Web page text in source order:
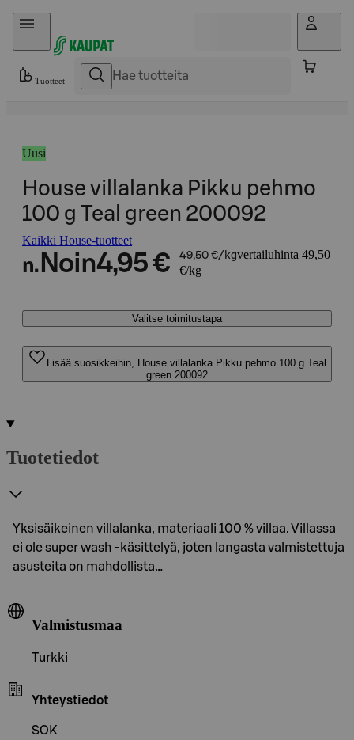
Hyppää sisältöön
Tuotteet
Uusi
House villalanka Pikku pehmo
100 g Teal green 200092
Kaikki House-tuotteet
n. Noin4,95 € 49,50 €/kgvertailuhinta 49,50
€/kg
Valitse toimitustapa
Lisää suosikkeihin, House villalanka Pikku pehmo 100 g Teal
green 200092
Tuotetiedot
Yksisäikeinen villalanka, materiaali 100 % villaa. Villassa
ei ole super wash -käsittelyä, joten langasta valmistettuja
asusteita on mahdollista…
Valmistusmaa
Turkki
Yhteystiedot
SOK